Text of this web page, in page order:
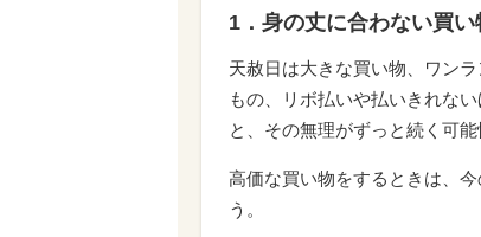
1．身の丈に合わない買い
天赦日は大きな買い物、ワン
もの、リボ払いや払いきれな
と、その無理がずっと続く可能
高価な買い物をするときは、
う。